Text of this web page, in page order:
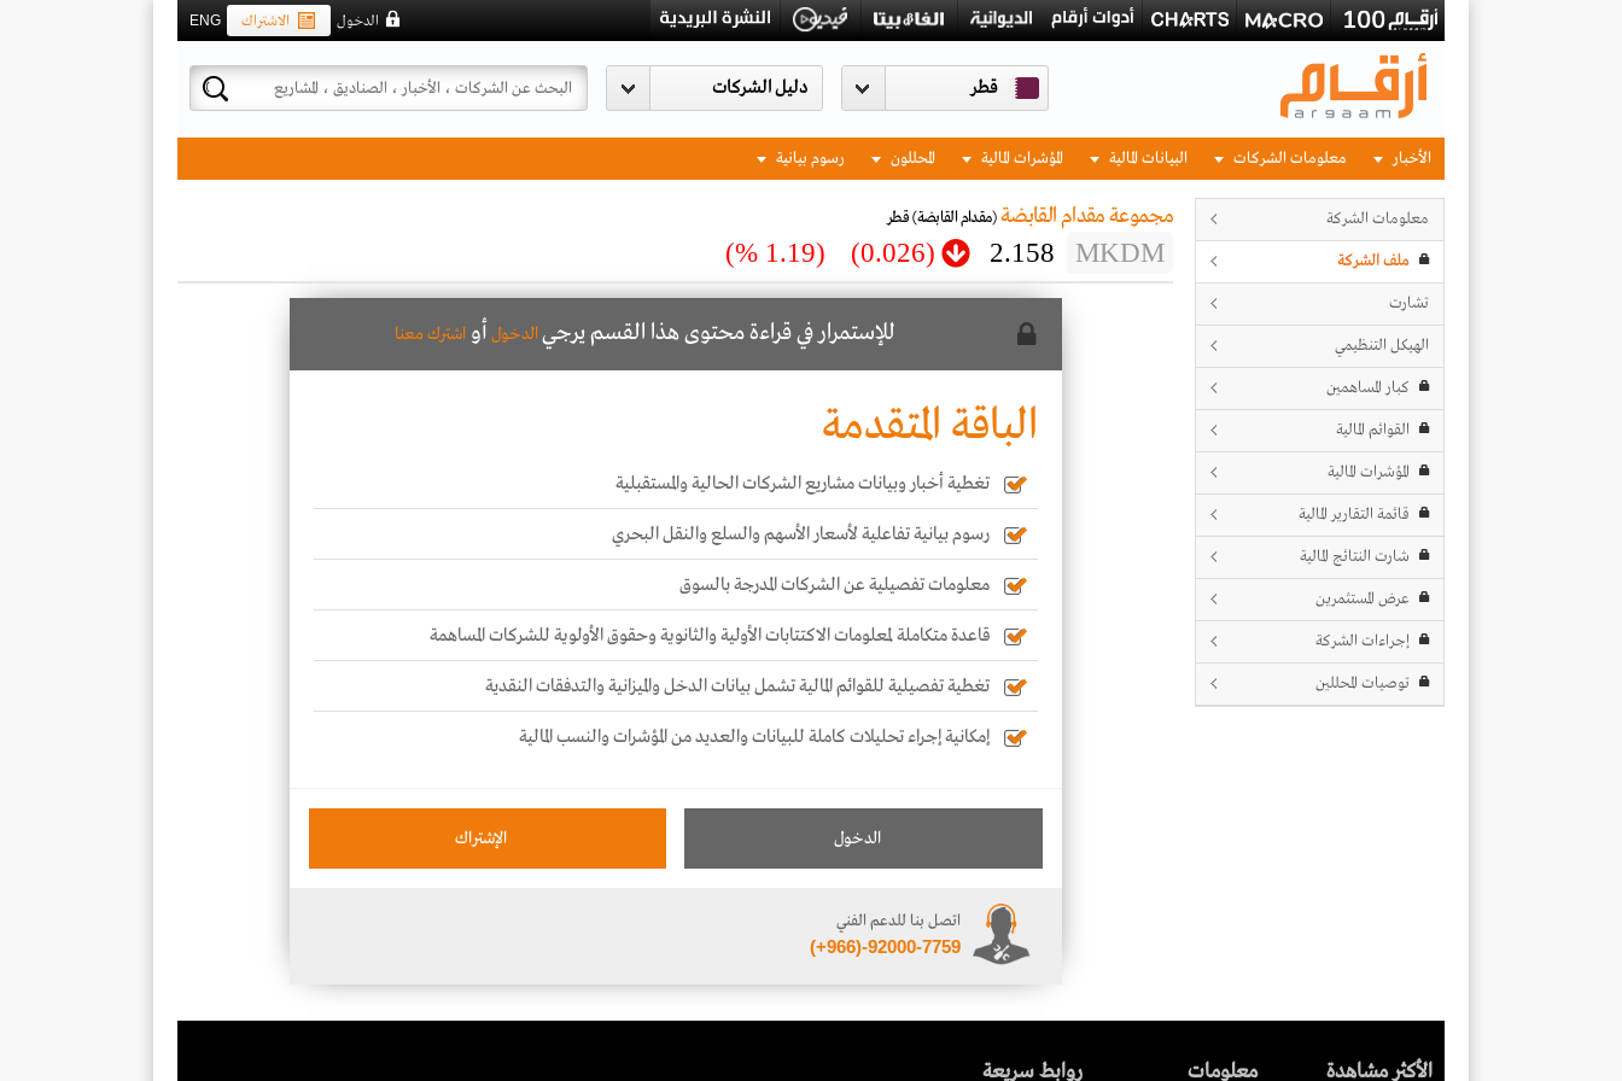
ENG الاشتراك الدخول
قطر
الأخبار معلومات الشركات البيانات المالية المؤشرات المالية المحللون رسوم بيانية
معلومات الشركة
ملف الشركة
تشارت
الهيكل التنظيمي
كبار المساهمين
القوائم المالية
المؤشرات المالية
قائمة التقارير المالية
شارت النتائج المالية
عرض المستثمرين
إجراءات الشركة
توصيات المحللين
مجموعة مقدام القابضة(مقدام القابضة)قطر
MKDM
2.158
(0.026)
(1.19 %)
للإستمرار في قراءة محتوى هذا القسم يرجيالدخول أو اشترك معنا
الباقة المتقدمة
تغطية أخبار وبيانات مشاريع الشركات الحالية والمستقبلية
رسوم بيانية تفاعلية لأسعار الأسهم والسلع والنقل البحري
معلومات تفصيلية عن الشركات المدرجة بالسوق
قاعدة متكاملة لمعلومات الاكتتابات الأولية والثانوية وحقوق الأولوية للشركات المساهمة
تغطية تفصيلية للقوائم المالية تشمل بيانات الدخل والميزانية والتدفقات النقدية
إمكانية إجراء تحليلات كاملة للبيانات والعديد من المؤشرات والنسب المالية
الدخول الإشتراك
اتصل بنا للدعم الفني
(+966)-92000-7759
الأكثر مشاهدة معلومات روابط سريعة